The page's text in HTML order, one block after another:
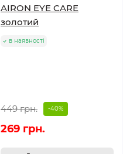
AIRON EYE CARE
золотий
в наявності
449 грн. -40%
269 грн.